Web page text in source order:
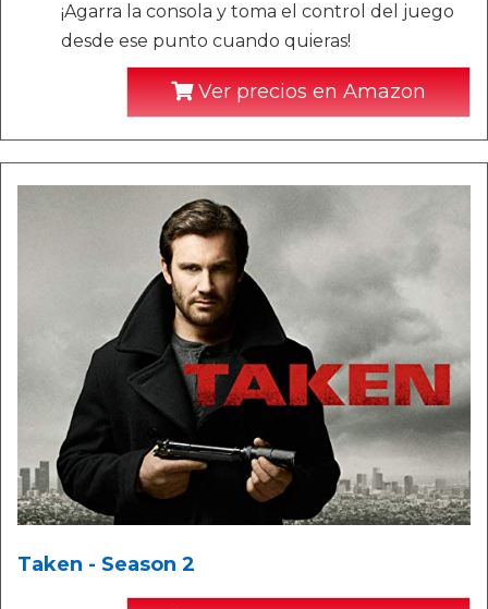
¡Agarra la consola y toma el control del juego
desde ese punto cuando quieras!
Ver precios en Amazon
Taken - Season 2